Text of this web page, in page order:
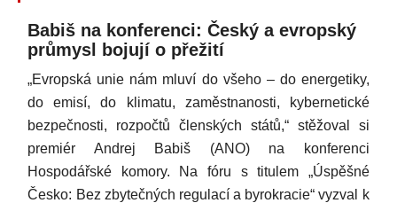
Babiš na konferenci: Český a evropský
průmysl bojují o přežití
„Evropská unie nám mluví do všeho – do energetiky,
do emisí, do klimatu, zaměstnanosti, kybernetické
bezpečnosti, rozpočtů členských států,“ stěžoval si
premiér Andrej Babiš (ANO) na konferenci
Hospodářské komory. Na fóru s titulem „Úspěšné
Česko: Bez zbytečných regulací a byrokracie“ vyzval k